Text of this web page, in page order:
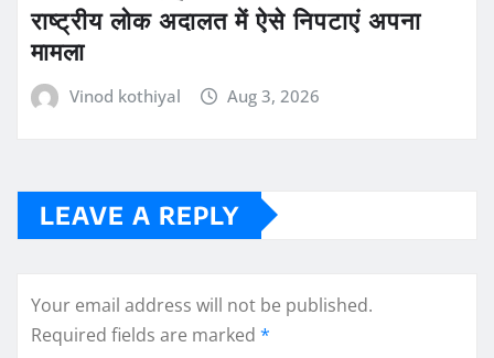
राष्ट्रीय लोक अदालत में ऐसे निपटाएं अपना
मामला
Vinod kothiyal Aug 3, 2026
LEAVE A REPLY
Your email address will not be published.
Required fields are marked *